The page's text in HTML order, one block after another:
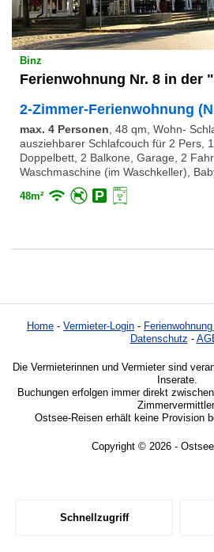
Binz
Ferienwohnung Nr. 8 in der
2-Zimmer-Ferienwohnung
max. 4 Personen, 48 qm, Wohn-
ausziehbarer Schlafcouch für 2 Pers,
Doppelbett, 2 Balkone, Garage, 2
Waschmaschine (im Waschkeller),
48m²
Home - Vermieter-Login -
Datenschutz -
Die Vermieterinnen und Vermieter sind
Inserate.
Buchungen erfolgen immer direkt
Ostsee-Reisen erhält keine Provision
Copyright © 2026 -
Schnellzugriff